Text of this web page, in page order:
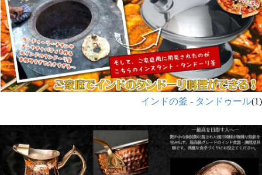
インドの釜 - タンドゥール(1)